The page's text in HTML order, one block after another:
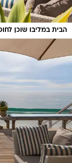
הבית במליבו שוכן